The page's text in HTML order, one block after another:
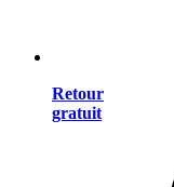
Retour
gratuit